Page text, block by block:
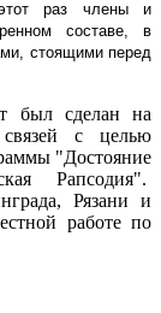
раз члены и
составе, в
стоящими перед
был сделан на
связей с целью
"Достояние
Рапсодия".
Рязани и
работе по